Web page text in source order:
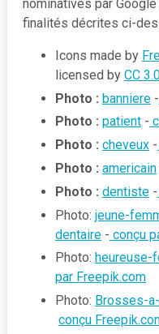
nominatives par
finalités décrites ci-
Icons made by
licensed by CC
Photo : banniere-
Photo : patient-
Photo : cheveux-
Photo : americain
Photo : dentiste-
Photo: jeune-
dentaire- conçu
Photo: heureuse-
par Freepik.com
Photo: Brosses-
conçu